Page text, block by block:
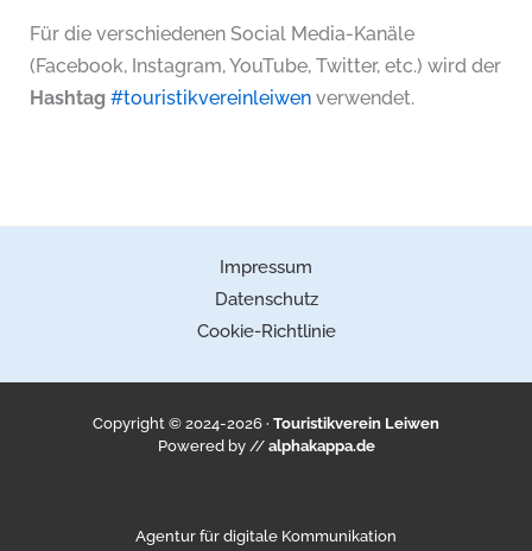
Für die verschiedenen Social Media-Kanäle
(Facebook, Instagram, YouTube, Twitter, etc.) wird der
Hashtag #touristikvereinleiwen verwendet.
Impressum
Datenschutz
Cookie-Richtlinie
Copyright © 2024-2026 · Touristikverein Leiwen
Powered by // alphakappa.de
Agentur für digitale Kommunikation